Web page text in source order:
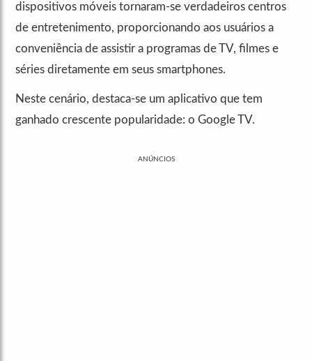
dispositivos móveis tornaram-se verdadeiros centros
de entretenimento, proporcionando aos usuários a
conveniência de assistir a programas de TV, filmes e
séries diretamente em seus smartphones.
Neste cenário, destaca-se um aplicativo que tem
ganhado crescente popularidade: o Google TV.
ANÚNCIOS